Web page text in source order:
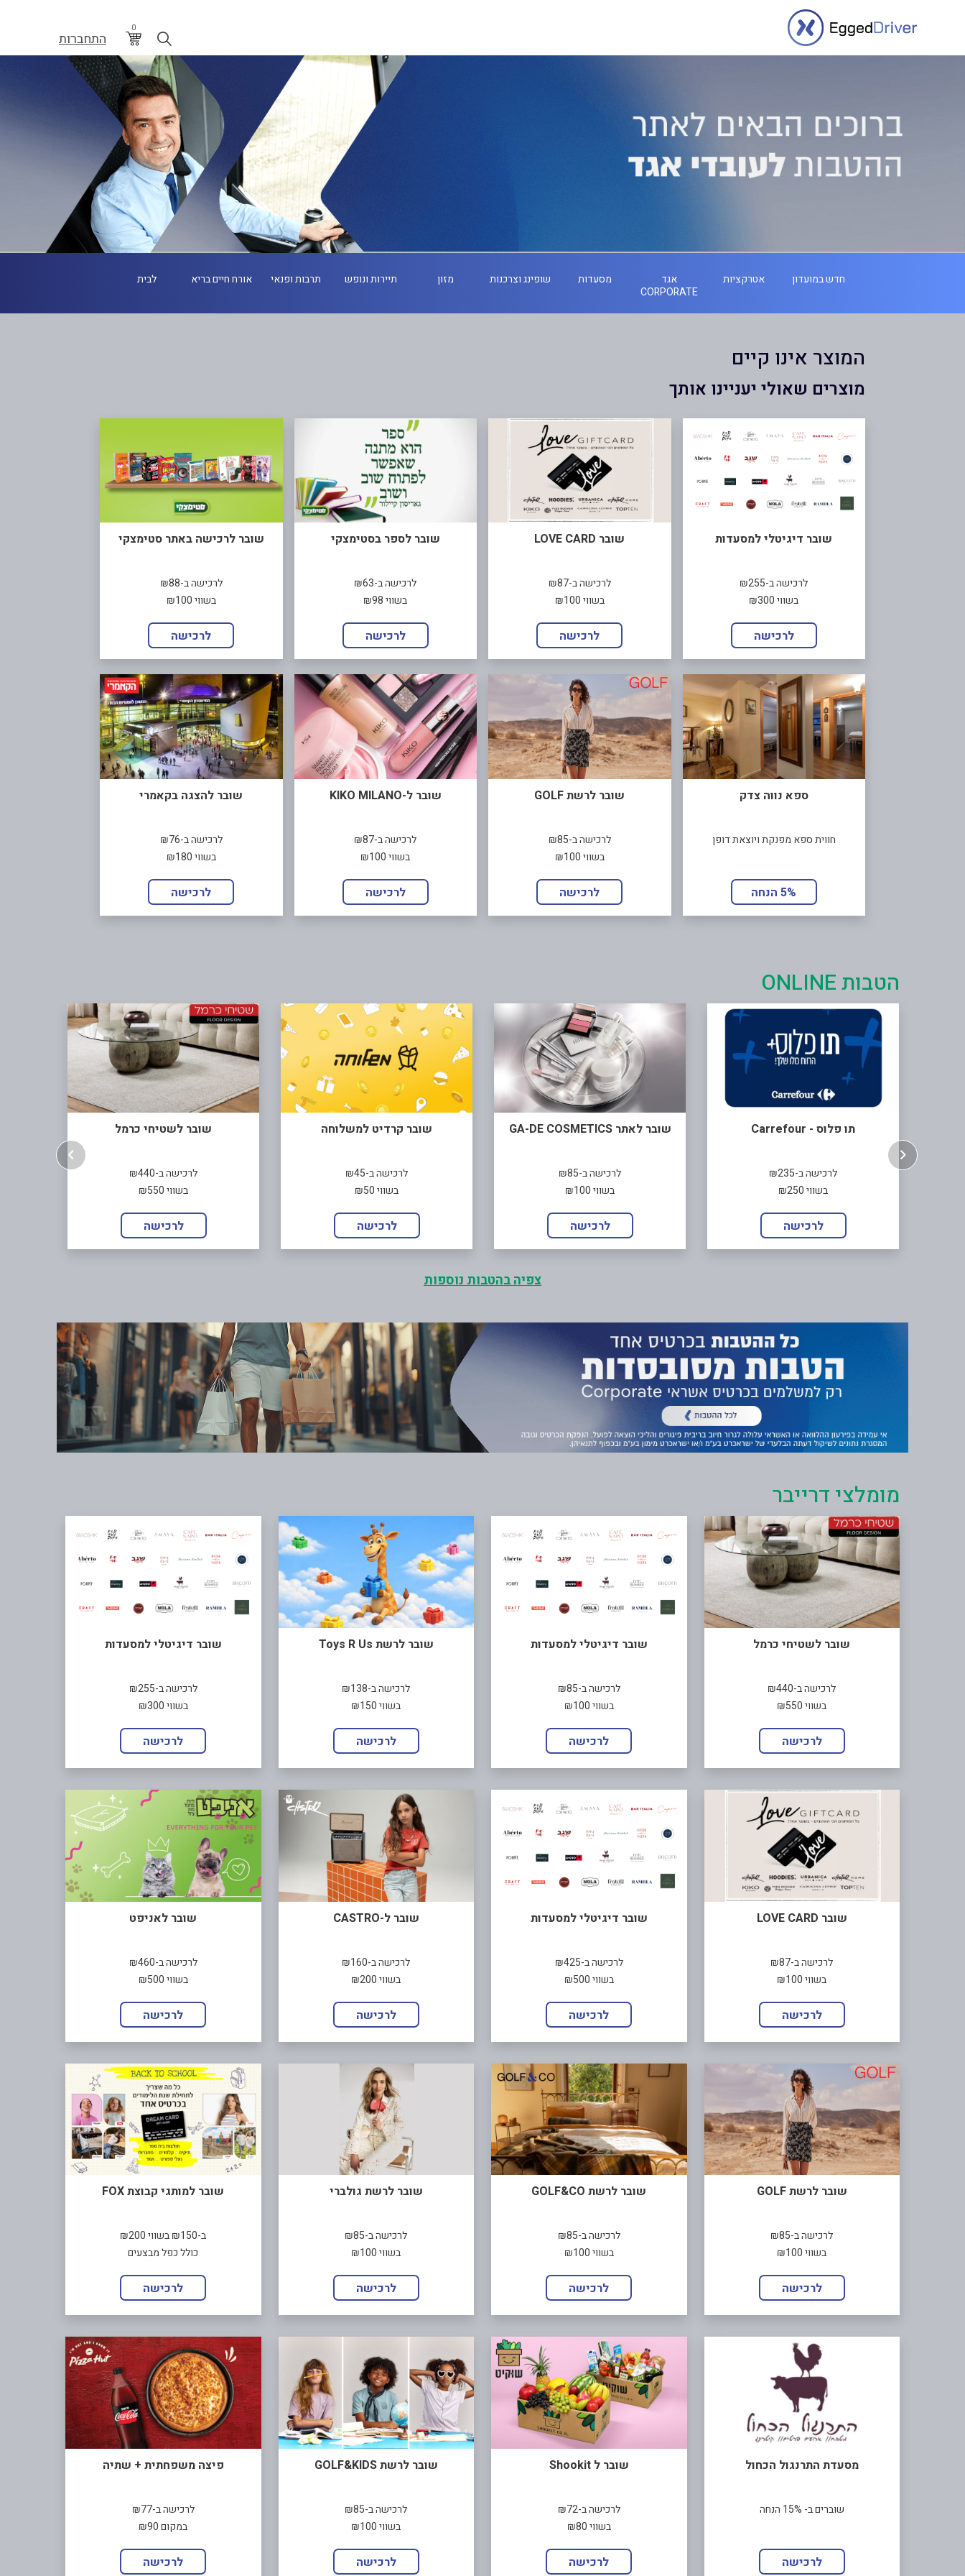
0
התחברות
חדש במועדון אטרקציות
אגד
CORPORATE
מסעדות שופינג וצרכנות מזון תיירות ונופש תרבות ופנאי אורח חיים בריא לבית
המוצר אינו קיים
מוצרים שאולי יעניינו אותך
שובר דיגיטלי למסעדות
לרכישה ב-₪255
בשווי ₪300
לרכישה
שובר LOVE CARD
לרכישה ב-₪87
בשווי ₪100
לרכישה
שובר לספר בסטימצקי
לרכישה ב-₪63
בשווי ₪98
לרכישה
שובר לרכישה באתר סטימצקי
לרכישה ב-₪88
בשווי ₪100
לרכישה
ספא נווה צדק
חווית ספא מפנקת ויוצאת דופן
5% הנחה
שובר לרשת GOLF
לרכישה ב-₪85
בשווי ₪100
לרכישה
שובר ל-KIKO MILANO
לרכישה ב-₪87
בשווי ₪100
לרכישה
שובר להצגה בקאמרי
לרכישה ב-₪76
בשווי ₪180
לרכישה
הטבות ONLINE
שובר לשטיחי כרמל
לרכישה ב-₪440
בשווי ₪550
לרכישה
שובר קרדיט למשלוחה
לרכישה ב-₪45
בשווי ₪50
לרכישה
שובר לאתר GA-DE COSMETICS
לרכישה ב-₪85
בשווי ₪100
לרכישה
תו פלוס - Carrefour
לרכישה ב-₪235
בשווי ₪250
לרכישה
צפיה בהטבות נוספות
מומלצי דרייבר
שובר לשטיחי כרמל
לרכישה ב-₪440
בשווי ₪550
לרכישה
שובר דיגיטלי למסעדות
לרכישה ב-₪85
בשווי ₪100
לרכישה
שובר לרשת Toys R Us
לרכישה ב-₪138
בשווי ₪150
לרכישה
שובר דיגיטלי למסעדות
לרכישה ב-₪255
בשווי ₪300
לרכישה
שובר LOVE CARD
לרכישה ב-₪87
בשווי ₪100
לרכישה
שובר דיגיטלי למסעדות
לרכישה ב-₪425
בשווי ₪500
לרכישה
שובר ל-CASTRO
לרכישה ב-₪160
בשווי ₪200
לרכישה
שובר לאניפט
לרכישה ב-₪460
בשווי ₪500
לרכישה
שובר לרשת GOLF
לרכישה ב-₪85
בשווי ₪100
לרכישה
שובר לרשת GOLF&CO
לרכישה ב-₪85
בשווי ₪100
לרכישה
שובר לרשת גולברי
לרכישה ב-₪85
בשווי ₪100
לרכישה
שובר למותגי קבוצת FOX
ב-₪150 בשווי ₪200
כולל כפל מבצעים
לרכישה
מסעדת התרנגול הכחול
שוברים ב- 15% הנחה
לרכישה
שובר ל Shookit
לרכישה ב-₪72
בשווי ₪80
לרכישה
שובר לרשת GOLF&KIDS
לרכישה ב-₪85
בשווי ₪100
לרכישה
פיצה משפחתית + שתיה
לרכישה ב-₪77
במקום ₪90
לרכישה